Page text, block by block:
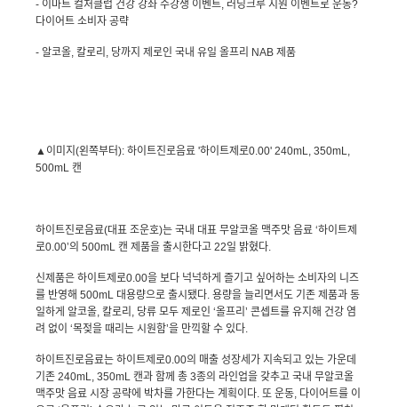
- 이마트 컬처클럽 건강 강좌 수강생 이벤트, 러닝크루 지원 이벤트로 운동?
다이어트 소비자 공략
- 알코올, 칼로리 , 당까지 제로인 국내 유일 올프리 NAB 제품
▲이미지 (왼쪽부터): 하이트진로음료 '하이트제로0.00' 240mL, 350mL,
500mL 캔
하이트진로음료(대표 조운호)는 국내 대표 무알코올 맥주맛 음료 ‘하이트제
로0.00’의 500mL 캔 제품을 출시한다고 22일 밝혔다.
신제품은 하이트제로0.00을 보다 넉넉하게 즐기고 싶어하는 소비자의 니즈
를 반영해 500mL 대용량으로 출시됐다. 용량을 늘리면서도 기존 제품과 동
일하게 알코올, 칼로리 , 당류 모두 제로인 ‘올프리’ 콘셉트를 유지해 건강 염
려 없이 ‘목젖을 때리는 시원함’을 만끽할 수 있다.
하이트진로음료는 하이트제로0.00의 매출 성장세가 지속되고 있는 가운데
기존 240mL, 350mL 캔과 함께 총 3종의 라인업을 갖추고 국내 무알코올
맥주맛 음료 시장 공략에 박차를 가한다는 계획이다. 또 운동, 다이어트를 이